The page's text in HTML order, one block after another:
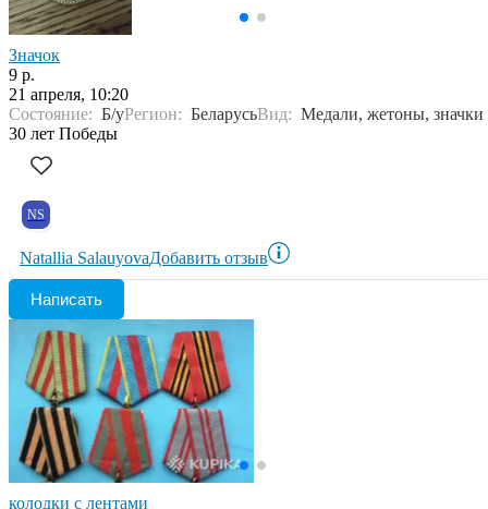
Значок
9 р.
21 апреля, 10:20
Состояние: Б/уРегион: БеларусьВид: Медали, жетоны, значки
30 лет Победы
NS
Natallia SalauyovaДобавить отзыв
Написать
колодки с лентами